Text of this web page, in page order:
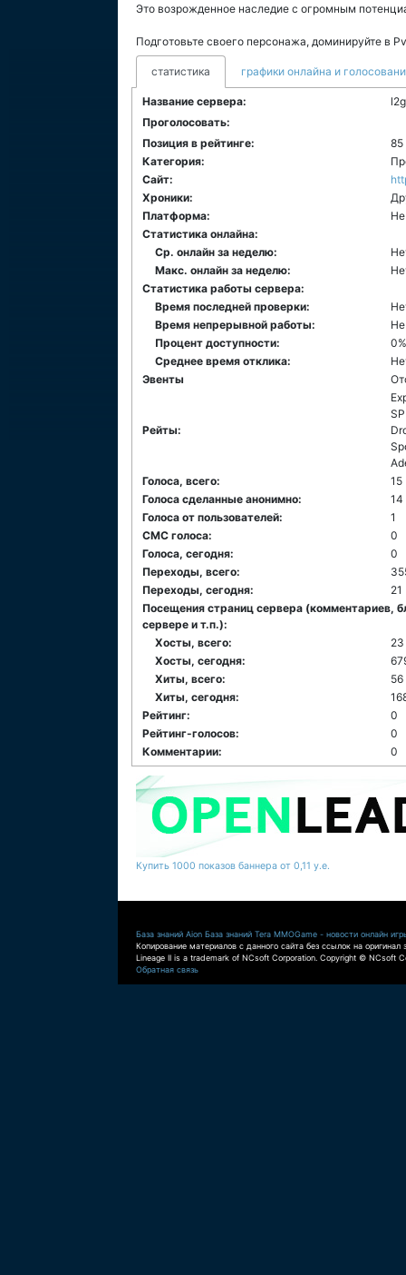
Это возрожденное наследие с огромным
Подготовьте своего персонажа, доминируйте в
статистика графики онлайна и
Название сервера:
Проголосовать:
Позиция в рейтинге:
85
Категория:
Сайт:
Хроники:
Платформа:
Статистика онлайна:
Ср. онлайн за неделю:
Макс. онлайн за неделю:
Статистика работы сервера:
Время последней проверки:
Время непрерывной работы:
Процент доступности:
0%
Среднее время отклика:
Эвенты
Рейты:
Голоса, всего:
15
Голоса сделанные анонимно:
14
Голоса от пользователей:
1
СМС голоса:
0
Голоса, сегодня:
0
Переходы, всего:
Переходы, сегодня:
21
Посещения страниц сервера (комментариев,
сервере и т.п.):
Хосты, всего:
23
Хосты, сегодня:
Хиты, всего:
56
Хиты, сегодня:
Рейтинг:
0
Рейтинг-голосов:
0
Комментарии:
0
Купить 1000 показов баннера от 0,11 у.е.
База знаний Aion База знаний Tera MMOGame - новости онлайн
Копирование материалов с данного сайта без ссылок на оригинал
Lineage II is a trademark of NCsoft Corporation. Copyright © NCsoft
Обратная связь